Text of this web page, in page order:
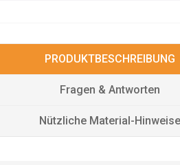
PRODUKTBESCHREIBUNG
Fragen & Antworten
Nützliche Material-Hinweise